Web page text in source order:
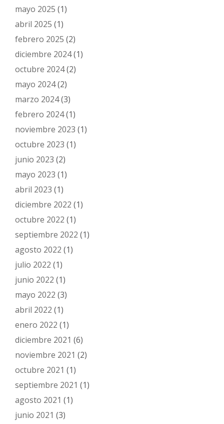
mayo 2025 (1)
abril 2025 (1)
febrero 2025 (2)
diciembre 2024(1)
octubre 2024(2)
mayo 2024(2)
marzo 2024(3)
febrero 2024(1)
noviembre 2023 (1)
octubre 2023 (1)
junio 2023 (2)
mayo 2023 (1)
abril 2023 (1)
diciembre 2022 (1)
octubre 2022 (1)
septiembre 2022 (1)
agosto 2022 (1)
julio 2022 (1)
junio 2022 (1)
mayo 2022 (3)
abril 2022 (1)
enero 2022 (1)
diciembre 2021 (6)
noviembre 2021 (2)
octubre 2021 (1)
septiembre 2021 (1)
agosto 2021 (1)
junio 2021 (3)